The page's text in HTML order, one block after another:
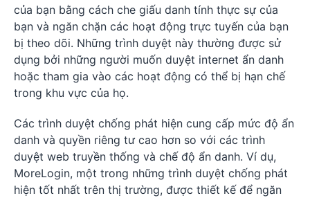
của bạn bằng cách che giấu danh tính thực sự của
bạn và ngăn chặn các hoạt động trực tuyến của bạn
bị theo dõi. Những trình duyệt này thường được sử
dụng bởi những người muốn duyệt internet ẩn danh
hoặc tham gia vào các hoạt động có thể bị hạn chế
trong khu vực của họ.
Các trình duyệt chống phát hiện cung cấp mức độ ẩn
danh và quyền riêng tư cao hơn so với các trình
duyệt web truyền thống và chế độ ẩn danh. Ví dụ,
MoreLogin, một trong những trình duyệt chống phát
hiện tốt nhất trên thị trường, được thiết kế để ngăn